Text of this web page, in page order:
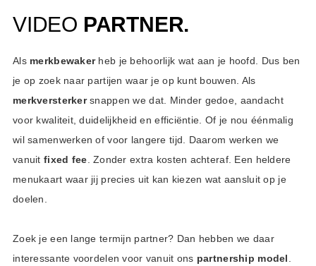
VIDEO PARTNER.
Als merkbewakerheb je behoorlijk wat aan je hoofd. Dus ben
je op zoek naar partijen waar je op kunt bouwen. Als
merkversterkersnappen we dat. Minder gedoe, aandacht
voor kwaliteit, duidelijkheid en efficiëntie. Of je nou éénmalig
wil samenwerken of voor langere tijd. Daarom werken we
vanuit fixed fee . Zonder extra kosten achteraf. Een heldere
menukaart waar jij precies uit kan kiezen wat aansluit op je
doelen.
Zoek je een lange termijn partner? Dan hebben we daar
interessante voordelen voor vanuit ons partnership model